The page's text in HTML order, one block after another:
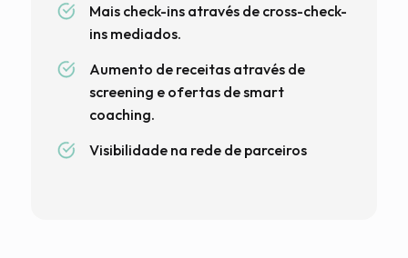
Mais check-ins através de cross-check-
ins mediados.
Aumento de receitas através de
screening e ofertas de smart
coaching.
Visibilidade na rede de parceiros